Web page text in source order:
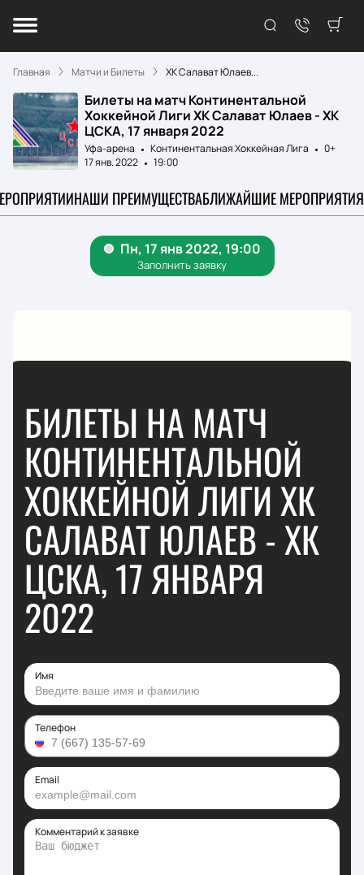
Главная Матчи и Билеты ХК Салават Юлаев...
Билеты на матч Континентальной
Хоккейной Лиги ХК Салават Юлаев - ХК
ЦСКА, 17 января 2022
Уфа-арена Континентальная Хоккейная Лига
0+
17 янв. 2022
19:00
НАШИ ПРЕИМУЩЕСТВАБЛИЖАЙШИЕ МЕРОПРИЯТИЯ
БИЛЕТЫ НА МАТЧ
КОНТИНЕНТАЛЬНОЙ
ХОККЕЙНОЙ ЛИГИ ХК
САЛАВАТ ЮЛАЕВ - ХК
ЦСКА, 17 ЯНВАРЯ
2022
Имя
Телефон
Email
Комментарий к заявке